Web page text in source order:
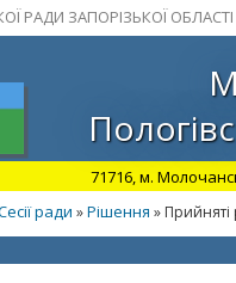
РАДИ ЗАПОРІЗЬКОЇ ОБЛАСТІ
71716, м.
ради »Рішення » Прийняті